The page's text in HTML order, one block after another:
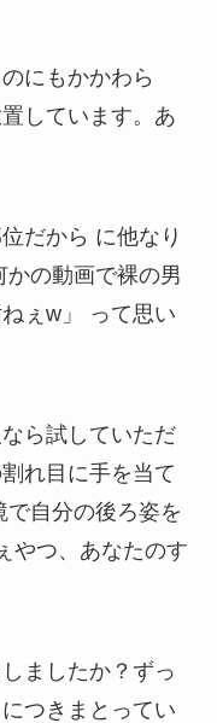
にもかかわら
しています。あ
だから に他なり
かの動画で裸の男
ぇw」
って思い
ら試していただ
れ目に手を当て
で自分の後ろ姿を
やつ、あなたのす
ましたか？ずっ
つきまとってい